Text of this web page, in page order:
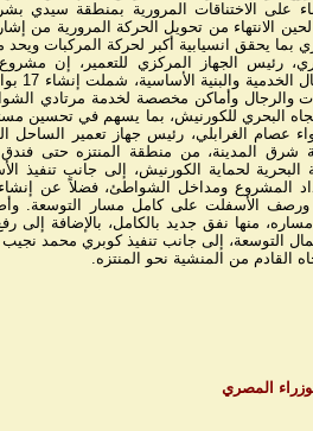
على الاختناقات المرورية بمنطقة سيدي
الانتهاء من تحويل الحركة المرورية من
بما يحقق انسيابية أكبر لحركة المركبات
رئيس الجهاز المركزي للتعمير، إن
والرجال وأماكن مخصصة لخدمة مرتادي
البحري للكورنيش، بما يسهم في تحسين
عصام الغرابلي، رئيس جهاز تعمير
المشروع ومداخل الشواطئ، فضلاً عن إنشاء
منها نفق جديد بالكامل، بالإضافة إلى